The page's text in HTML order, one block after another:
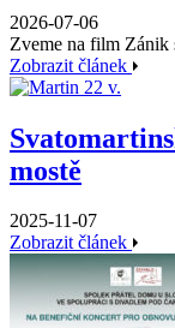
2026-07-06
Zveme na film Zánik
Zobrazit článek
mostě
2025-11-07
Zobrazit článek